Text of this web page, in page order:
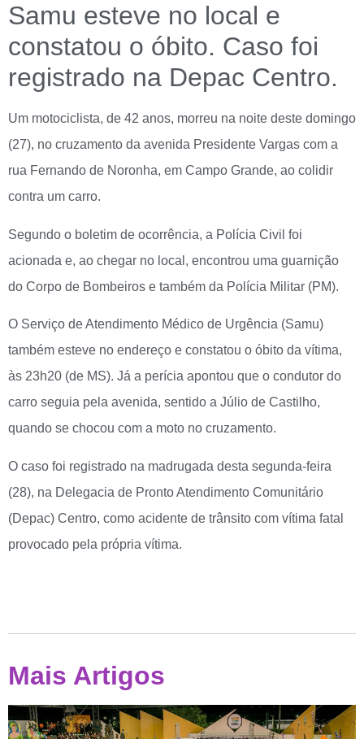
Samu esteve no local e
constatou o óbito. Caso foi
registrado na Depac Centro.
Um motociclista, de 42 anos, morreu na noite deste domingo
(27), no cruzamento da avenida Presidente Vargas com a
rua Fernando de Noronha, em Campo Grande, ao colidir
contra um carro.
Segundo o boletim de ocorrência, a Polícia Civil foi
acionada e, ao chegar no local, encontrou uma guarnição
do Corpo de Bombeiros e também da Polícia Militar (PM).
O Serviço de Atendimento Médico de Urgência (Samu)
também esteve no endereço e constatou o óbito da vítima,
às 23h20 (de MS). Já a perícia apontou que o condutor do
carro seguia pela avenida, sentido a Júlio de Castilho,
quando se chocou com a moto no cruzamento.
O caso foi registrado na madrugada desta segunda-feira
(28), na Delegacia de Pronto Atendimento Comunitário
(Depac) Centro, como acidente de trânsito com vítima fatal
provocado pela própria vítima.
Mais Artigos